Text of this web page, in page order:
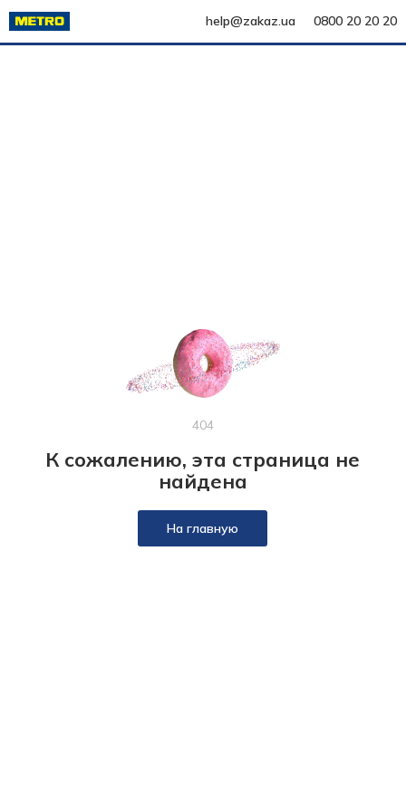
help@zakaz.ua 0800 20 20 20
404
К сожалению, эта страница не
найдена
На главную